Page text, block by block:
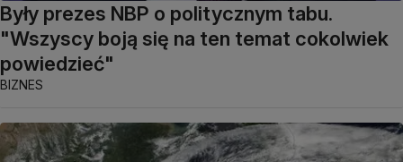
Były prezes NBP o politycznym tabu.
"Wszyscy boją się na ten temat cokolwiek
powiedzieć"
BIZNES